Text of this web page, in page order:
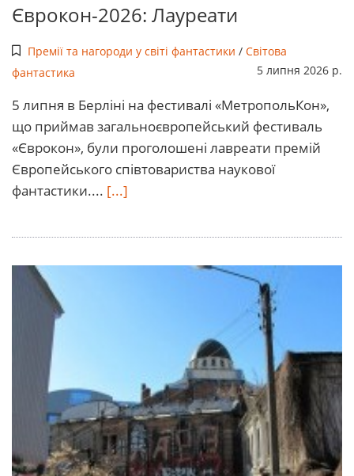
Єврокон-2026: Лауреати
Премії та нагороди у світі фантастики / Світова
фантастика
5 липня 2026 р.
5 липня в Берліні на фестивалі «МетропольКон»,
що приймав загальноєвропейський фестиваль
«Єврокон», були проголошені лавреати премій
Європейського співтовариства наукової
фантастики.... [...]